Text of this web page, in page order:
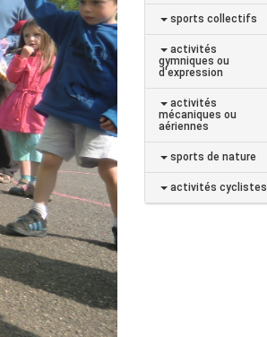
sports collectifs
activités
gymniques ou
d'expression
activités
mécaniques ou
aériennes
sports de nature
activités cyclistes